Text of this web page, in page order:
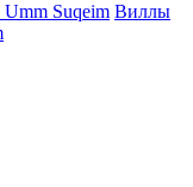
Umm Suqeim Виллы